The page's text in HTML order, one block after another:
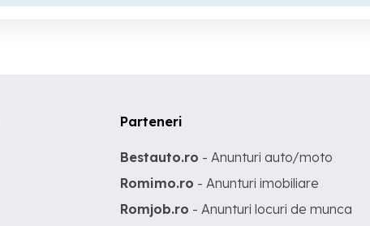
Parteneri
Bestauto.ro - Anunturi auto/moto
Romimo.ro - Anunturi imobiliare
Romjob.ro - Anunturi locuri de munca